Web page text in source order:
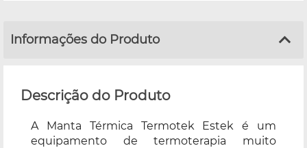
Informações do Produto
Descrição do Produto
A Manta Térmica Termotek Estek é um
equipamento de termoterapia muito